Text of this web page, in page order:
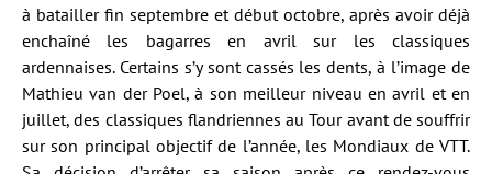
à batailler fin septembre et début octobre, après avoir déjà
enchaîné les bagarres en avril sur les classiques
ardennaises. Certains s’y sont cassés les dents, à l’image de
Mathieu van der Poel, à son meilleur niveau en avril et en
juillet, des classiques flandriennes au Tour avant de souffrir
sur son principal objectif de l’année, les Mondiaux de VTT.